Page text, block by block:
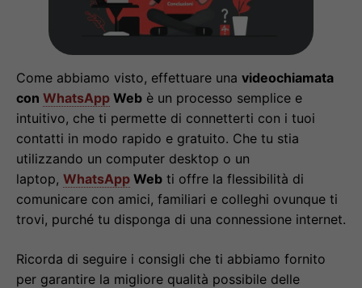
Come abbiamo visto, effettuare una videochiamata
con WhatsApp Web è un processo semplice e
intuitivo, che ti permette di connetterti con i tuoi
contatti in modo rapido e gratuito. Che tu stia
utilizzando un computer desktop o un
laptop, WhatsApp Web ti offre la flessibilità di
comunicare con amici, familiari e colleghi ovunque ti
trovi, purché tu disponga di una connessione internet.
Ricorda di seguire i consigli che ti abbiamo fornito
per garantire la migliore qualità possibile delle